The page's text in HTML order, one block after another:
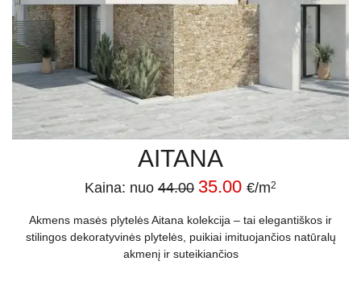
AITANA
Kaina: nuo 44.00 35.00 €/m2
Akmens masės plytelės Aitana kolekcija – tai elegantiškos ir
stilingos dekoratyvinės plytelės, puikiai imituojančios natūralų
akmenį ir suteikiančios